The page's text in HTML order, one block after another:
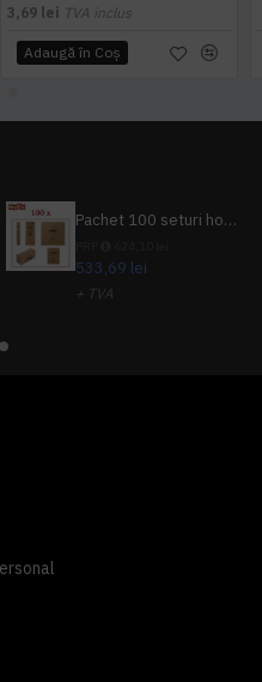
3,69 lei TVA inclus
Adaugă în Coş
Pachet 100 seturi hoteliere, set dentar, set barbierit, casca de dus, pila unghii, set cusut
533,69 lei
+ TVA